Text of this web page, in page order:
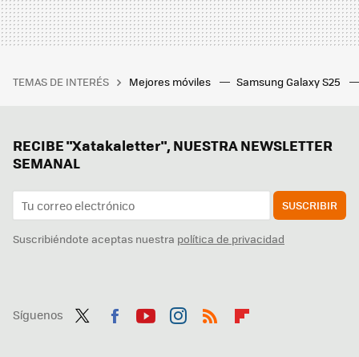
TEMAS DE INTERÉS Mejores móviles Samsung Galaxy S25
RECIBE "Xatakaletter", NUESTRA NEWSLETTER
SEMANAL
SUSCRIBIR
Suscribiéndote aceptas nuestra política de privacidad
Síguenos